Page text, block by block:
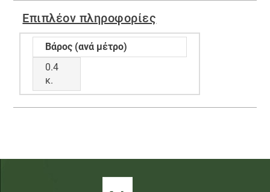
Επιπλέον πληροφορίες
Βάρος (ανά μέτρο)
0.4
κ.